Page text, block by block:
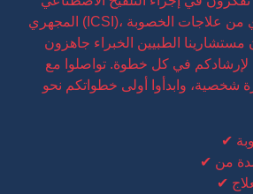
المجهري (ICSI)، تجميد البويضات، أو أي من علاجات الخصوبة
مستشارينا الطبيين الخبراء جاهزون
وابدأوا أولى خطواتكم نحو